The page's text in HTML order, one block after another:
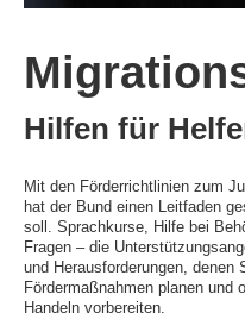
Hilfen für
Mit den Förderrichtlinien zum
hat der Bund einen Leitfaden
soll. Sprachkurse, Hilfe bei
Fragen – die
und Herausforderungen,
Fördermaßnahmen planen und
Handeln vorbereiten.